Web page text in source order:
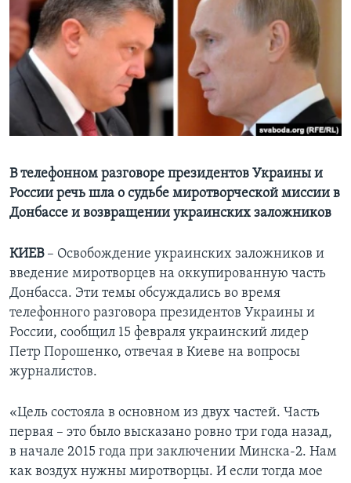
Learning English
СОЦИАЛЬНЫЕ СЕТИ
В телефонном разговоре президентов Украины и
России речь шла о судьбе миротворческой миссии в
Донбассе и возвращении украинских заложников
КИЕВ– Освобождение украинских заложников и
введение миротворцев на оккупированную часть
Донбасса. Эти темы обсуждались во время
телефонного разговора президентов Украины и
России, сообщил 15 февраля украинский лидер
Петр Порошенко, отвечая в Киеве на вопросы
журналистов.
«Цель состояла в основном из двух частей. Часть
первая – это было высказано ровно три года назад,
в начале 2015 года при заключении Минска-2. Нам
как воздух нужны миротворцы. И если тогда мое